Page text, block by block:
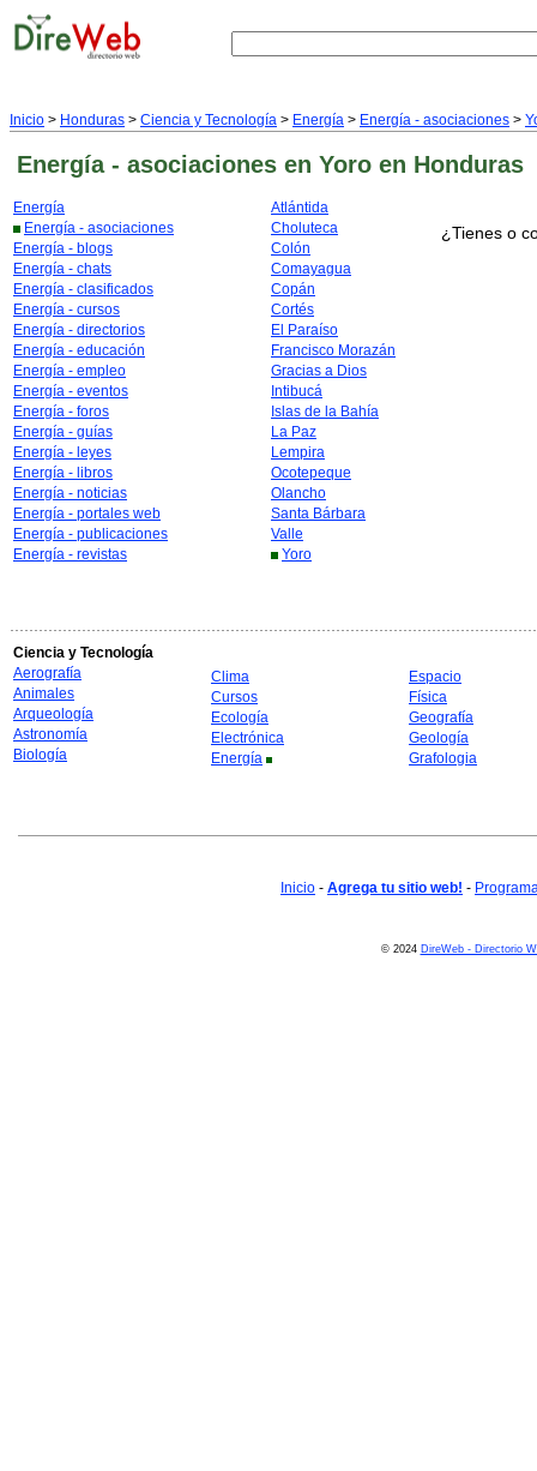
Inicio > Honduras > Ciencia y Tecnología > Energía > Energía - asociaciones >
Energía - asociaciones en Yoro en Honduras
Energía
Energía - asociaciones
Energía - blogs
Energía - chats
Energía - clasificados
Energía - cursos
Energía - directorios
Energía - educación
Energía - empleo
Energía - eventos
Energía - foros
Energía - guías
Energía - leyes
Energía - libros
Energía - noticias
Energía - portales web
Energía - publicaciones
Energía - revistas
Atlántida
Choluteca
Colón
Comayagua
Copán
Cortés
El Paraíso
Francisco Morazán
Gracias a Dios
Intibucá
Islas de la Bahía
La Paz
Lempira
Ocotepeque
Olancho
Santa Bárbara
Valle
Yoro
¿Tienes o
Ciencia y Tecnología
Aerografía
Animales
Arqueología
Astronomía
Biología
Clima
Cursos
Ecología
Electrónica
Energía
Espacio
Física
Geografía
Geología
Grafologia
Inicio - Agrega tu sitio web! -
© 2024 DireWeb - Directorio